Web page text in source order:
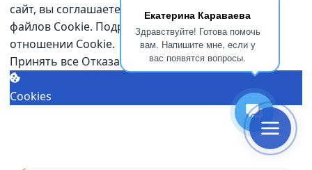
Екатерина Караваева
Здравствуйте! Готова помочь
вам. Напишите мне, если у
вас появятся вопросы.
сайт, вы соглашаетесь на использование нами
файлов Cookie. Подробнее о нашей политике в
отношении Cookie.
Принять все Отказаться от всехНастроить
Cookies